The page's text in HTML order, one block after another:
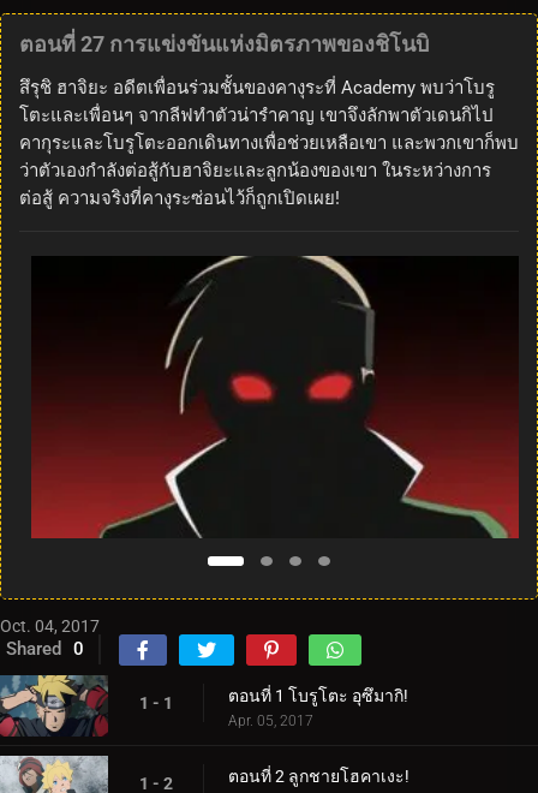
ตอนที่ 27 การแข่งขันแห่งมิตรภาพของชิโนบิ
สึรุชิ ฮาจิยะ อดีตเพื่อนร่วมชั้นของคางุระที่ Academy พบว่าโบรู
โตะและเพื่อนๆ จากลีฟทำตัวน่ารำคาญ เขาจึงลักพาตัวเดนกิไป
คากุระและโบรูโตะออกเดินทางเพื่อช่วยเหลือเขา และพวกเขาก็พบ
ว่าตัวเองกำลังต่อสู้กับฮาจิยะและลูกน้องของเขา ในระหว่างการ
ต่อสู้ ความจริงที่คางุระซ่อนไว้ก็ถูกเปิดเผย!
Oct. 04, 2017
Shared 0
1 - 1 ตอนที่ 1 โบรูโตะ อุซึมากิ!
Apr. 05, 2017
1 - 2 ตอนที่ 2 ลูกชายโฮคาเงะ!